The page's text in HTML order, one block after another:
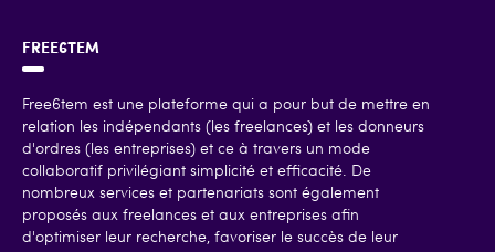
FREE6TEM
Free6tem est une plateforme qui a pour but de mettre en
relation les indépendants (les freelances) et les donneurs
d'ordres (les entreprises) et ce à travers un mode
collaboratif privilégiant simplicité et efficacité. De
nombreux services et partenariats sont également
proposés aux freelances et aux entreprises afin
d'optimiser leur recherche, favoriser le succès de leur